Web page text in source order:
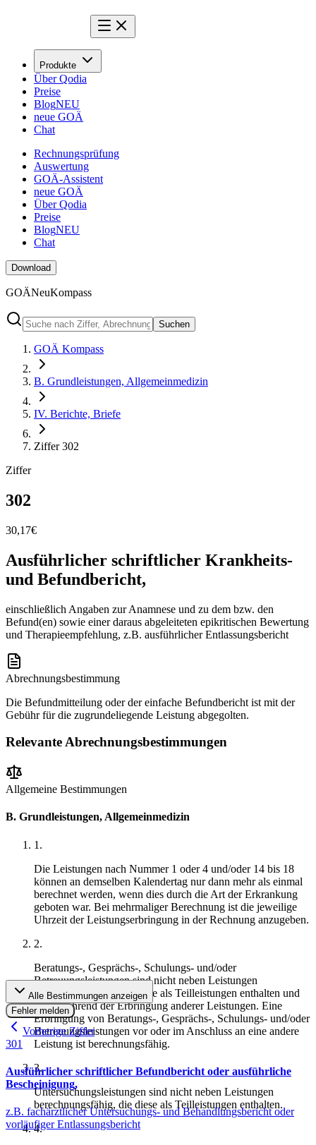
Produkte
Über Qodia
Preise
BlogNEU
neue GOÄ
Chat
Rechnungsprüfung
Auswertung
GOÄ-Assistent
neue GOÄ
Über Qodia
Preise
BlogNEU
Chat
Download
GOÄNeuKompass
Suchen
GOÄ Kompass
B. Grundleistungen, Allgemeinmedizin
IV. Berichte, Briefe
Ziffer 302
Ziffer
302
30,17€
Ausführlicher schriftlicher Krankheits-
und Befundbericht,
einschließlich Angaben zur Anamnese und zu dem bzw. den
Befund(en) sowie einer daraus abgeleiteten epikritischen Bewertung
und Therapieempfehlung, z.B. ausführlicher Entlassungsbericht
Abrechnungsbestimmung
Die Befundmitteilung oder der einfache Befundbericht ist mit der
Gebühr für die zugrundeliegende Leistung abgegolten.
Relevante Abrechnungsbestimmungen
Allgemeine Bestimmungen
B. Grundleistungen, Allgemeinmedizin
1 .
Die Leistungen nach Nummer 1 oder 4 und/oder 14 bis 18
können an demselben Kalendertag nur dann mehr als einmal
berechnet werden, wenn dies durch die Art der Erkrankung
geboten war. Bei mehrmaliger Berechnung ist die jeweilige
Uhrzeit der Leistungserbringung in der Rechnung anzugeben.
2.
Beratungs-, Gesprächs-, Schulungs- und/oder
Betreuungsleistungen sind nicht neben Leistungen
berechnungsfähig, die diese als Teilleistungen enthalten und
nicht während der Erbringung anderer Leistungen. Eine
Erbringung von Beratungs-, Gesprächs-, Schulungs- und/oder
Betreuungsleistungen vor oder im Anschluss an eine andere
Leistung ist berechnungsfähig.
3.
Untersuchungsleistungen sind nicht neben Leistungen
berechnungsfähig, die diese als Teilleistungen enthalten.
4.
Alle Bestimmungen anzeigen
Fehler melden
Vorherige Ziffer
301
Ausführlicher schriftlicher Befundbericht oder ausführliche
Bescheinigung,
z.B. fachärztlicher Untersuchungs- und Behandlungsbericht oder
vorläufiger Entlassungsbericht